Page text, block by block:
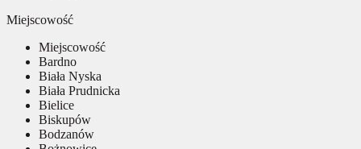
Miejscowość
Miejscowość
Bardno
Biała Nyska
Biała Prudnicka
Bielice
Biskupów
Bodzanów